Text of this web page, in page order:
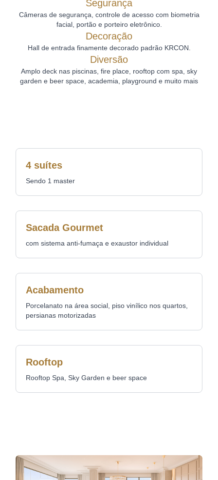
Segurança
Câmeras de segurança, controle de acesso com biometria
facial, portão e porteiro eletrônico.
Decoração
Hall de entrada finamente decorado padrão KRCON.
Diversão
Amplo deck nas piscinas, fire place, rooftop com spa, sky
garden e beer space, academia, playground e muito mais
4 suítes
Sendo 1 master
Sacada Gourmet
com sistema anti-fumaça e exaustor individual
Acabamento
Porcelanato na área social, piso vinílico nos quartos,
persianas motorizadas
Rooftop
Rooftop Spa, Sky Garden e beer space